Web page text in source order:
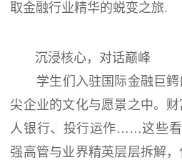
取金融行业精华的蜕变之旅.
沉浸核心，对话巅峰
学生们入驻国际金融巨
尖企业的文化与愿景之中。
人银行、投行运作……这些
强高管与业界精英层层拆解